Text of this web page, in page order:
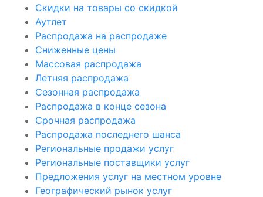
Скидки на товары со скидкой
Аутлет
Распродажа на распродаже
Сниженные цены
Массовая распродажа
Летняя распродажа
Сезонная распродажа
Распродажа в конце сезона
Срочная распродажа
Распродажа последнего шанса
Региональные продажи услуг
Региональные поставщики услуг
Предложения услуг на местном уровне
Географический рынок услуг